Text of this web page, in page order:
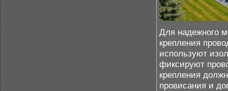
Для надежного
крепления
используют
фиксируют
крепления
провисания и